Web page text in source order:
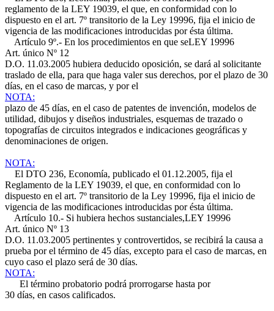
reglamento de la LEY 19039, el que, en conformidad con lo
dispuesto en el art. 7º transitorio de la Ley 19996, fija el inicio de
vigencia de las modificaciones introducidas por ésta última.
Artículo 9º.- En los procedimientos en que seLEY 19996
Art. único Nº 12
D.O. 11.03.2005 hubiera deducido oposición, se dará al solicitante
traslado de ella, para que haga valer sus derechos, por el plazo de 30
días, en el caso de marcas, y por el
NOTA:
plazo de 45 días, en el caso de patentes de invención, modelos de
utilidad, dibujos y diseños industriales, esquemas de trazado o
topografías de circuitos integrados e indicaciones geográficas y
denominaciones de origen.
NOTA:
El DTO 236, Economía, publicado el 01.12.2005, fija el
Reglamento de la LEY 19039, el que, en conformidad con lo
dispuesto en el art. 7º transitorio de la Ley 19996, fija el inicio de
vigencia de las modificaciones introducidas por ésta última.
Artículo 10.- Si hubiera hechos sustanciales,LEY 19996
Art. único Nº 13
D.O. 11.03.2005 pertinentes y controvertidos, se recibirá la causa a
prueba por el término de 45 días, excepto para el caso de marcas, en
cuyo caso el plazo será de 30 días.
NOTA:
El término probatorio podrá prorrogarse hasta por
30 días, en casos calificados.